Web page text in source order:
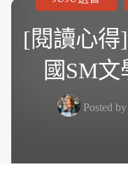
[閱讀心得
國SM
Posted by